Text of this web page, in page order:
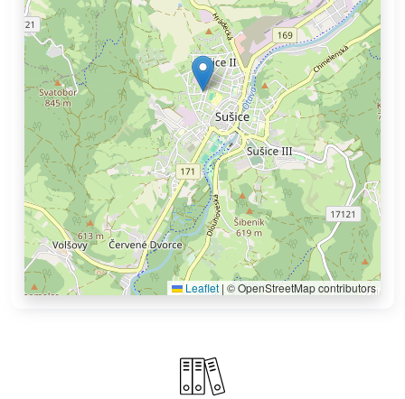
Leaflet | © OpenStreetMap contributors